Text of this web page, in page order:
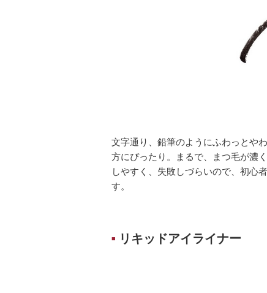
文字通り、鉛筆のようにふわっとや
方にぴったり。まるで、まつ毛が濃
しやすく、失敗しづらいので、初心
す。
■ リキッドアイライナー